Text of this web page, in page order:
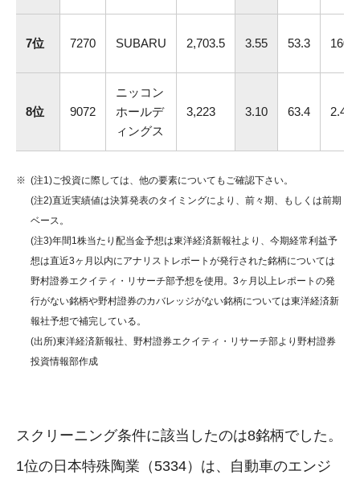
7位 7270 SUBARU 2,703.5 3.55 53.3 160.2
8位 9072
ニッコン
ホールデ
ィングス
3,223 3.10 63.4 2.4
(注1)ご投資に際しては、他の要素についてもご確認下さい。
(注2)直近実績値は決算発表のタイミングにより、前々期、もしくは前期
ベース。
(注3)年間1株当たり配当金予想は東洋経済新報社より、今期経常利益予
想は直近3ヶ月以内にアナリストレポートが発行された銘柄については
野村證券エクイティ・リサーチ部予想を使用。3ヶ月以上レポートの発
行がない銘柄や野村證券のカバレッジがない銘柄については東洋経済新
報社予想で補完している。
(出所)東洋経済新報社、野村證券エクイティ・リサーチ部より野村證券
投資情報部作成
スクリーニング条件に該当したのは8銘柄でした。
1位の日本特殊陶業（5334）は、自動車のエンジ